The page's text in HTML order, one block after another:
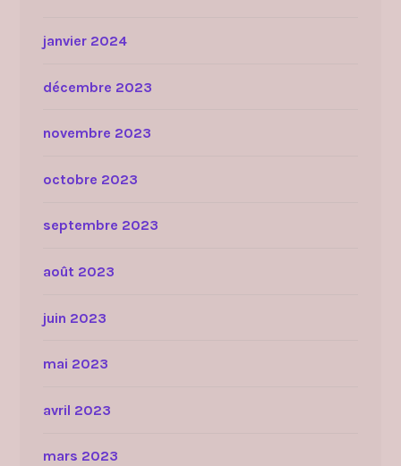
janvier 2024
décembre 2023
novembre 2023
octobre 2023
septembre 2023
août 2023
juin 2023
mai 2023
avril 2023
mars 2023